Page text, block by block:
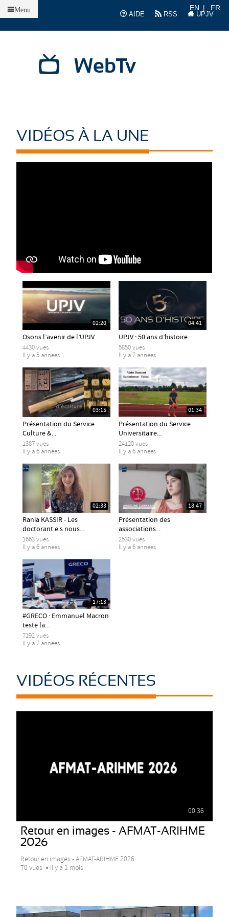
AIDE
RSS UPJV
EN FR
WebTv
Menu
VIDÉOS À LA UNE
02:20
Osons l’avenir de l’UPJV
4430 vues
Il y a 5 années
04:41
UPJV : 50 ans d’histoire
5850 vues
Il y a 7 années
03:15
Présentation du Service
Culture &...
1387 vues
Il y a 6 années
01:34
Présentation du Service
Universitaire...
24120 vues
Il y a 6 années
02:33
Rania KASSIR - Les
doctorant.e.s nous...
1663 vues
Il y a 6 années
18:47
Présentation des
associations...
2530 vues
Il y a 6 années
17:13
#GRECO : Emmanuel Macron
teste la...
7192 vues
Il y a 7 années
VIDÉOS RÉCENTES
00:36
Retour en images - AFMAT-ARIHME
2026
Retour en images - AFMAT-ARIHME 2026
70 vues
Il y a 1 mois